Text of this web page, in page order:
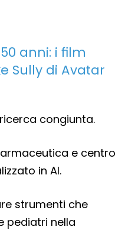
anni: i film
Sully di Avatar
congiunta.
e centro
in AI.
strumenti che
pediatri nella